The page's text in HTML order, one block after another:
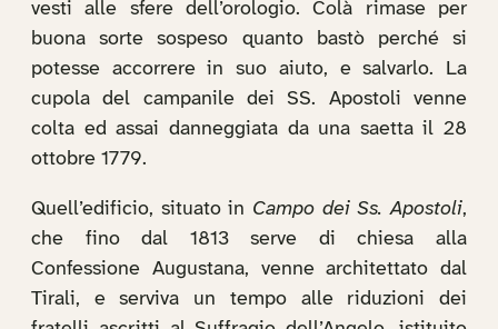
vesti alle sfere dell’orologio. Colà rimase per
buona sorte sospeso quanto bastò perché si
potesse accorrere in suo aiuto, e salvarlo. La
cupola del campanile dei SS. Apostoli venne
colta ed assai danneggiata da una saetta il 28
ottobre 1779.
Quell’edificio, situato in Campo dei Ss. Apostoli,
che fino dal 1813 serve di chiesa alla
Confessione Augustana, venne architettato dal
Tirali, e serviva un tempo alle riduzioni dei